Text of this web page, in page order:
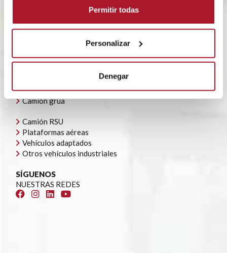
Permitir todas
Personalizar
Denegar
POLÍTICA CORPORATIVA
OFERTAS DE EMPLEO
NUESTRA FLOTA
Camión caja abierta
Camión grúa
Camión RSU
Plataformas aéreas
Vehículos adaptados
Otros vehículos industriales
SÍGUENOS
NUESTRAS REDES